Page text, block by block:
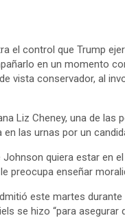
el control que Trump
en un momento
vista conservador, al
Liz Cheney, una de
las urnas por un
quiera estar en
preocupa enseñar
este martes
se hizo “para